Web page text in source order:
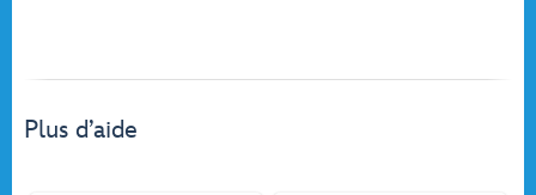
Plus d’aide